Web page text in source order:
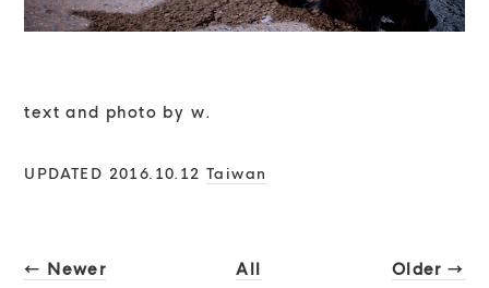
text and photo by w.
UPDATED 2016.10.12Taiwan
Older →
← Newer All